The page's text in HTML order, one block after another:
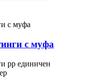
с муфа